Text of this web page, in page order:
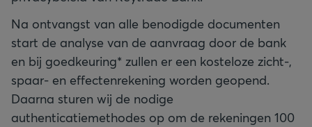
Na ontvangst van alle benodigde documenten
start de analyse van de aanvraag door de bank
en bij goedkeuring* zullen er een kosteloze zicht-,
spaar- en effectenrekening worden geopend.
Daarna sturen wij de nodige
authenticatiemethodes op om de rekeningen 100